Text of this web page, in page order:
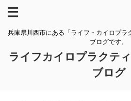
兵庫県川西市にある「ライフ・カイロプラ
ブログです。
ライフカイロプラクテ
ブログ